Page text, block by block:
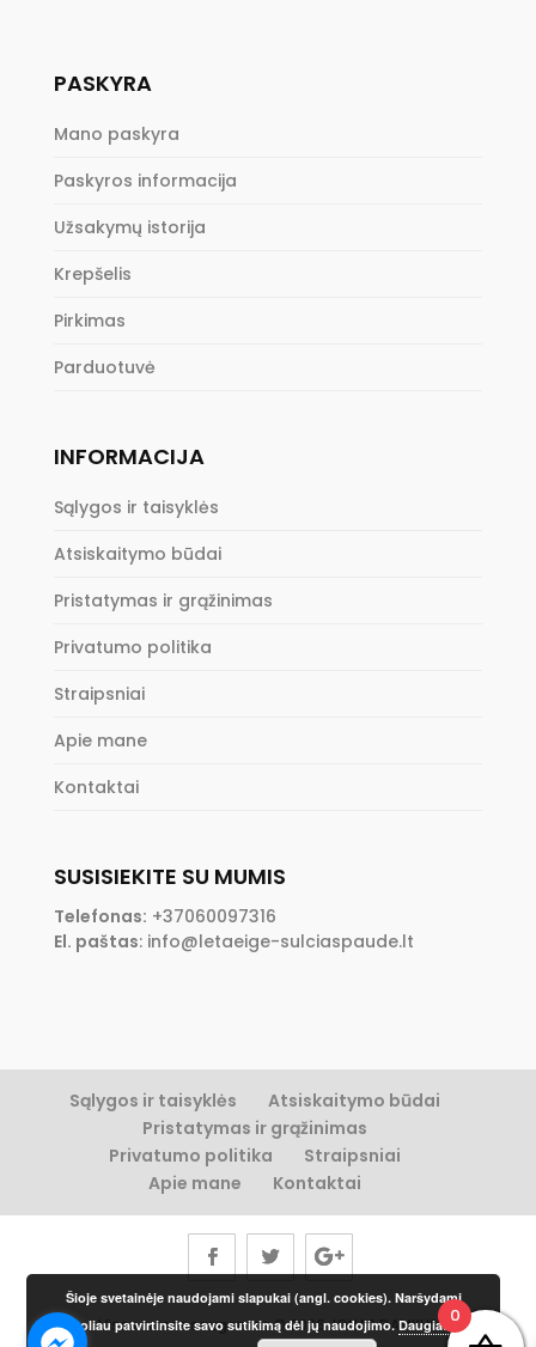
PASKYRA
Mano paskyra
Paskyros informacija
Užsakymų istorija
Krepšelis
Pirkimas
Parduotuvė
INFORMACIJA
Sąlygos ir taisyklės
Atsiskaitymo būdai
Pristatymas ir grąžinimas
Privatumo politika
Straipsniai
Apie mane
Kontaktai
SUSISIEKITE SU MUMIS
Telefonas: +37060097316
El. paštas: info@letaeige-sulciaspaude.lt
Sąlygos ir taisyklės
Atsiskaitymo būdai
Pristatymas ir grąžinimas
Privatumo politika
Straipsniai
Apie mane
Kontaktai
Visos teisės saugomos © 2026 JONAS DAMKUS
0
Šioje svetainėje naudojami slapukai (angl. cookies). Naršydami
toliau patvirtinsite savo sutikimą dėl jų naudojimo.Daugiau